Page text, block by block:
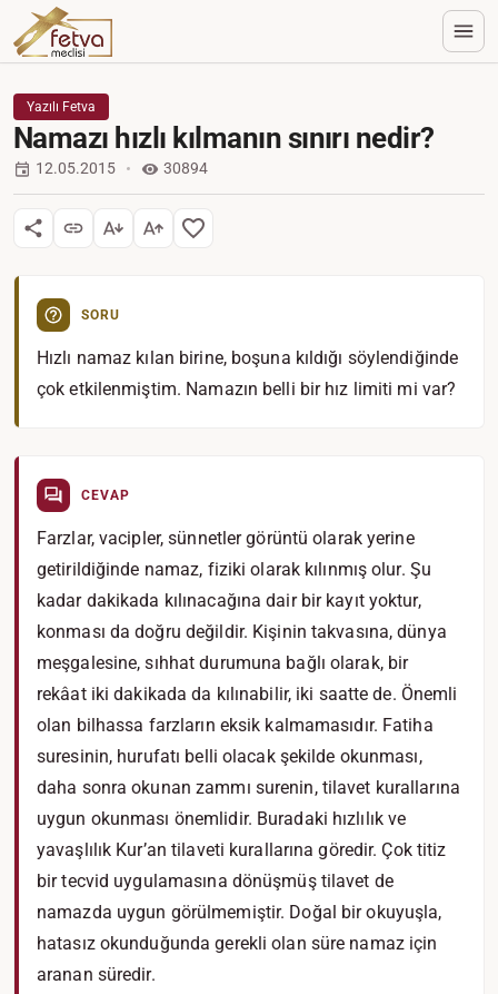
Yazılı Fetva
Namazı hızlı kılmanın sınırı nedir?
12.05.2015 30894
SORU
Hızlı namaz kılan birine, boşuna kıldığı söylendiğinde
çok etkilenmiştim. Namazın belli bir hız limiti mi var?
CEVAP
Farzlar, vacipler, sünnetler görüntü olarak yerine
getirildiğinde namaz, fiziki olarak kılınmış olur. Şu
kadar dakikada kılınacağına dair bir kayıt yoktur,
konması da doğru değildir. Kişinin takvasına, dünya
meşgalesine, sıhhat durumuna bağlı olarak, bir
rekâat iki dakikada da kılınabilir, iki saatte de. Önemli
olan bilhassa farzların eksik kalmamasıdır. Fatiha
suresinin, hurufatı belli olacak şekilde okunması,
daha sonra okunan zammı surenin, tilavet kurallarına
uygun okunması önemlidir. Buradaki hızlılık ve
yavaşlılık Kur’an tilaveti kurallarına göredir. Çok titiz
bir tecvid uygulamasına dönüşmüş tilavet de
namazda uygun görülmemiştir. Doğal bir okuyuşla,
hatasız okunduğunda gerekli olan süre namaz için
aranan süredir.